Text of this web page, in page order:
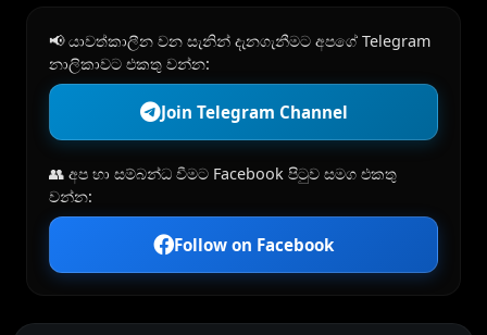
📢 යාවත්කාලීන වන සැනින් දැනගැනීමට අපගේ Telegram
නාලිකාවට එකතු වන්න:
Join Telegram Channel
👥 අප හා සම්බන්ධ වීමට Facebook පිටුව සමග එකතු
වන්න:
Follow on Facebook